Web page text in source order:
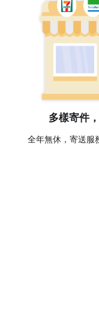
多樣寄件
全年無休，寄送服